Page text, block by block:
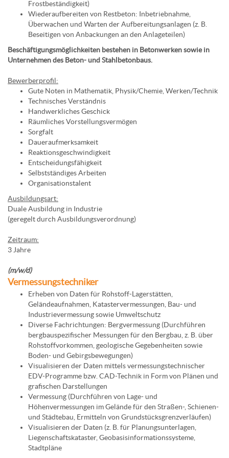
Frostbeständigkeit)
Wiederaufbereiten von Restbeton: Inbetriebnahme,
Überwachen und Warten der Aufbereitungsanlagen (z. B.
Beseitigen von Anbackungen an den Anlageteilen)
Beschäftigungsmöglichkeiten bestehen in Betonwerken sowie in
Unternehmen des Beton- und Stahlbetonbaus.
Bewerberprofil:
Gute Noten in Mathematik, Physik/Chemie, Werken/Technik
Technisches Verständnis
Handwerkliches Geschick
Räumliches Vorstellungsvermögen
Sorgfalt
Daueraufmerksamkeit
Reaktionsgeschwindigkeit
Entscheidungsfähigkeit
Selbstständiges Arbeiten
Organisationstalent
Ausbildungsart:
Duale Ausbildung in Industrie
(geregelt durch Ausbildungsverordnung)
Zeitraum:
3 Jahre
(m/w/d)
Vermessungstechniker
Erheben von Daten für Rohstoff-Lagerstätten,
Geländeaufnahmen, Katastervermessungen, Bau- und
Industrievermessung sowie Umweltschutz
Diverse Fachrichtungen: Bergvermessung (Durchführen
bergbauspezifischer Messungen für den Bergbau, z. B. über
Rohstoffvorkommen, geologische Gegebenheiten sowie
Boden- und Gebirgsbewegungen)
Visualisieren der Daten mittels vermessungstechnischer
EDV-Programme bzw. CAD-Technik in Form von Plänen und
grafischen Darstellungen
Vermessung (Durchführen von Lage- und
Höhenvermessungen im Gelände für den Straßen-, Schienen-
und Städtebau, Ermitteln von Grundstücksgrenzverläufen)
Visualisieren der Daten (z. B. für Planungsunterlagen,
Liegenschaftskataster, Geobasisinformationssysteme,
Stadtpläne